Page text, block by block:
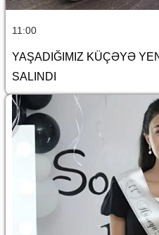
11:00
YAŞADIĞIMIZ KÜÇƏYƏ
SALINDI